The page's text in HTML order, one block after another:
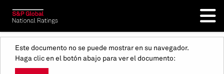
Este documento no se puede mostrar en su navegador.
Haga clic en el botón abajo para ver el documento: